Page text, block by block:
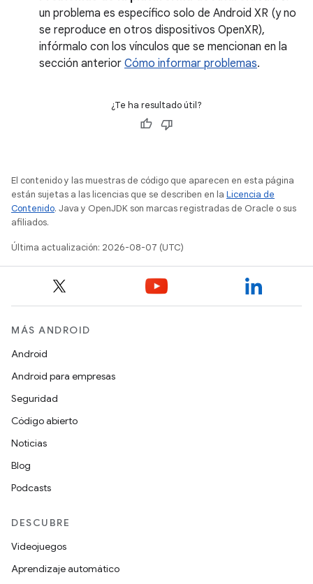
un problema es específico solo de Android XR (y no
se reproduce en otros dispositivos OpenXR),
infórmalo con los vínculos que se mencionan en la
sección anterior Cómo informar problemas.
¿Te ha resultado útil?
El contenido y las muestras de código que aparecen en esta página
están sujetas a las licencias que se describen en la Licencia de
Contenido. Java y OpenJDK son marcas registradas de Oracle o sus
afiliados.
Última actualización: 2026-08-07 (UTC)
MÁS ANDROID
Android
Android para empresas
Seguridad
Código abierto
Noticias
Blog
Podcasts
DESCUBRE
Videojuegos
Aprendizaje automático